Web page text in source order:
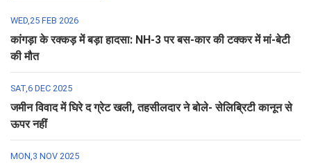
WED,25 FEB 2026
कांगड़ा के रक्कड़ में बड़ा हादसा: NH-3 पर बस-कार की टक्कर में मां-बेटी
की मौत
SAT,6 DEC 2025
जमीन विवाद में घिरे द ग्रेट खली, तहसीलदार ने बोले- सेलिब्रिटी कानून से
ऊपर नहीं
MON,3 NOV 2025